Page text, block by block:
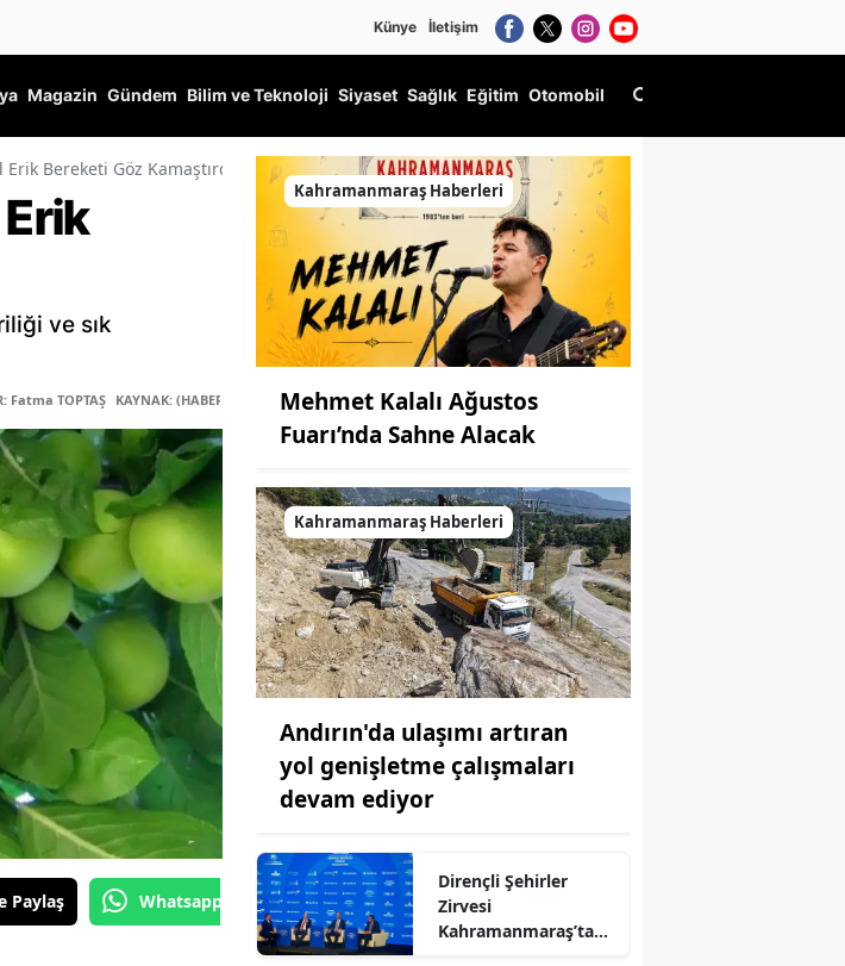
Künye İletişim
Magazin Gündem Bilim ve Teknoloji Siyaset Sağlık Eğitim Otomobil
Bereketi Göz Kamaştırdı
ve sık
Fatma TOPTAŞ KAYNAK: (HABER MERKEZİ)
Paylaş Whatsapp'tan Gönder
Kahramanmaraş Haberleri
Mehmet Kalalı Ağustos
Fuarı’nda Sahne Alacak
Kahramanmaraş Haberleri
Andırın'da ulaşımı artıran
yol genişletme çalışmaları
devam ediyor
Dirençli Şehirler
Zirvesi
Kahramanmaraş’ta